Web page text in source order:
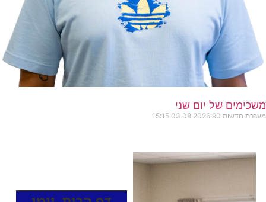
משכימים של יום שני
מערכת חדשות 90 03.08.2026
15:15